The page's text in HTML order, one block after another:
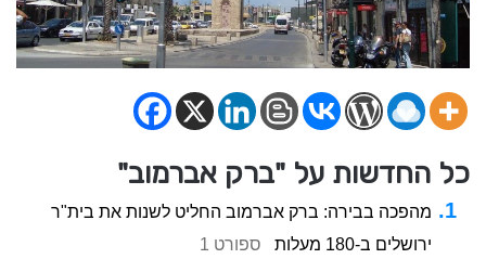
כל החדשות על "ברק אברמוב"
מהפכה בבירה: ברק אברמוב החליט לשנות את בית"ר
ירושלים ב-180 מעלות
ספורט 1